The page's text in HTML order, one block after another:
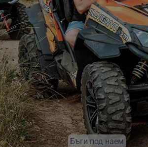
Бъги под наем